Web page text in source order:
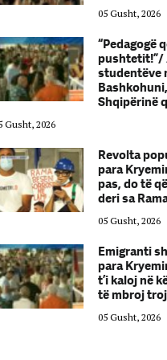
05 Gusht, 2026
“Pedagogë
studentëve
Shqipërinë
Gusht, 2026
Revolta
para
pas, do të
deri sa
05 Gusht, 2026
Emigranti
para
t’i kaloj në
të mbroj
05 Gusht, 2026